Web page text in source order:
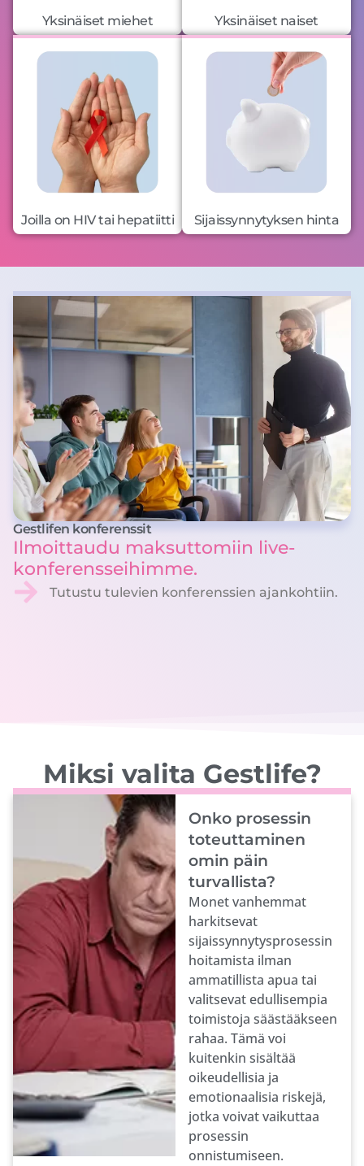
Yksinäiset miehet Yksinäiset naiset
Joilla on HIV tai hepatiitti Sijaissynnytyksen hinta
Gestlifen konferenssit
Ilmoittaudu maksuttomiin live-
konferensseihimme.
Tutustu tulevien konferenssien ajankohtiin.
Miksi valita Gestlife?
Onko prosessin
toteuttaminen
omin päin
turvallista?
Monet vanhemmat
harkitsevat
sijaissynnytysprosessin
hoitamista ilman
ammatillista apua tai
valitsevat edullisempia
toimistoja säästääkseen
rahaa. Tämä voi
kuitenkin sisältää
oikeudellisia ja
emotionaalisia riskejä,
jotka voivat vaikuttaa
prosessin
onnistumiseen.